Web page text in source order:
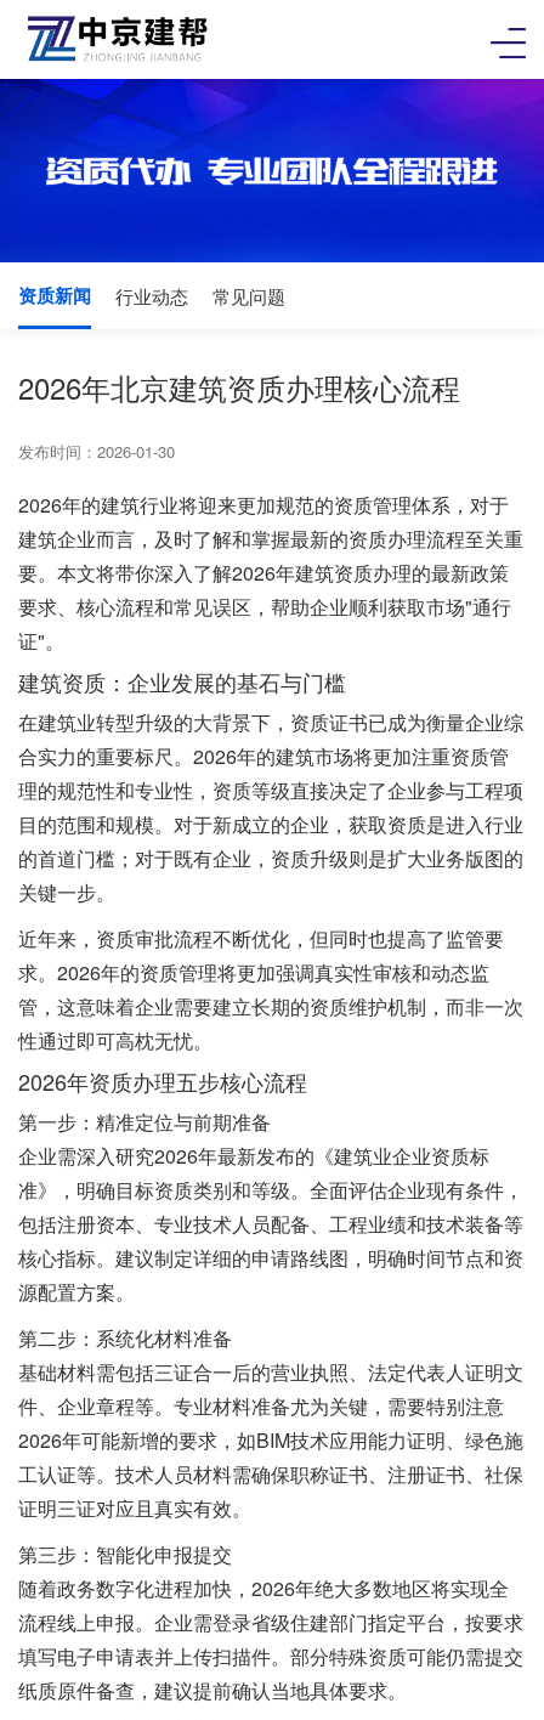
资质新闻 行业动态 常见问题
2026年北京建筑资质办理核心流程
发布时间：2026-01-30
2026年的建筑行业将迎来更加规范的资质管理体系，对于
建筑企业而言，及时了解和掌握最新的资质办理流程至关重
要。本文将带你深入了解2026年建筑资质办理的最新政策
要求、核心流程和常见误区，帮助企业顺利获取市场"通行
证"。
建筑资质：企业发展的基石与门槛
在建筑业转型升级的大背景下，资质证书已成为衡量企业综
合实力的重要标尺。2026年的建筑市场将更加注重资质管
理的规范性和专业性，资质等级直接决定了企业参与工程项
目的范围和规模。对于新成立的企业，获取资质是进入行业
的首道门槛；对于既有企业，资质升级则是扩大业务版图的
关键一步。
近年来，资质审批流程不断优化，但同时也提高了监管要
求。2026年的资质管理将更加强调真实性审核和动态监
管，这意味着企业需要建立长期的资质维护机制，而非一次
性通过即可高枕无忧。
2026年资质办理五步核心流程
第一步：精准定位与前期准备
企业需深入研究2026年最新发布的《建筑业企业资质标
准》，明确目标资质类别和等级。全面评估企业现有条件，
包括注册资本、专业技术人员配备、工程业绩和技术装备等
核心指标。建议制定详细的申请路线图，明确时间节点和资
源配置方案。
第二步：系统化材料准备
基础材料需包括三证合一后的营业执照、法定代表人证明文
件、企业章程等。专业材料准备尤为关键，需要特别注意
2026年可能新增的要求，如BIM技术应用能力证明、绿色施
工认证等。技术人员材料需确保职称证书、注册证书、社保
证明三证对应且真实有效。
第三步：智能化申报提交
随着政务数字化进程加快，2026年绝大多数地区将实现全
流程线上申报。企业需登录省级住建部门指定平台，按要求
填写电子申请表并上传扫描件。部分特殊资质可能仍需提交
纸质原件备查，建议提前确认当地具体要求。